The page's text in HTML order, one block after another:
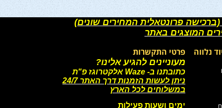
פרונטאלית המחירים שונים)
המוצגים באתר
נלווה פרטי התקשרות
מעוניינים להגיע אלינו?
כתובתנו ב- Waze אלקטרוגז פ"ת
ניתן לעשות הזמנות דרך האתר 24/7
במשלוחים לכל הארץ
ימים ושעות פעילות